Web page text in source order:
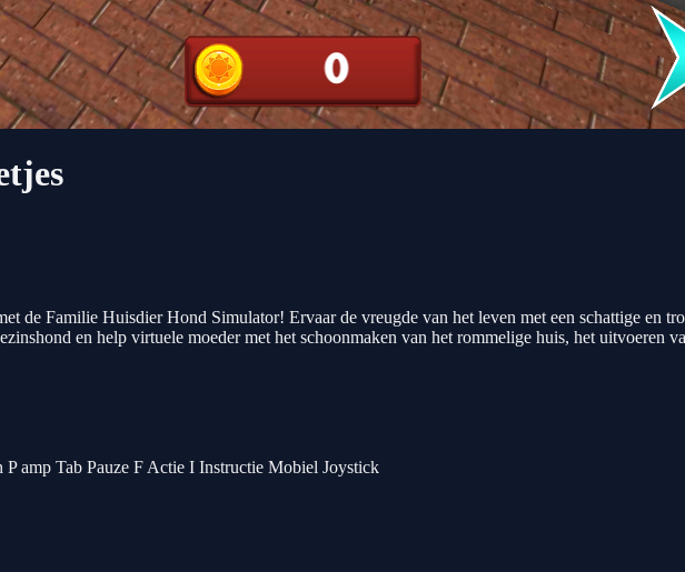
de Familie Huisdier Hond Simulator! Ervaar de vreugde van het leven met een schattige en
en help virtuele moeder met het schoonmaken van het rommelige huis, het uitvoeren
amp Tab Pauze F Actie I Instructie Mobiel Joystick